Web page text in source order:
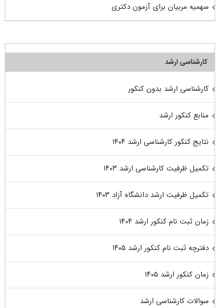
سهمیه مربیان برای آزمون دکتری
کارشناسی ارشد
کارشناسی ارشد بدون کنکور
منابع کنکور ارشد
نتایج کنکور کارشناسی ارشد ۱۴۰۴
تکمیل ظرفیت کارشناسی ارشد ۱۴۰۳
تکمیل ظرفیت ارشد دانشگاه آزاد ۱۴۰۳
زمان ثبت نام کنکور ارشد ۱۴۰۴
دفترچه ثبت نام کنکور ارشد ۱۴۰۵
زمان کنکور ارشد ۱۴۰۵
سوالات کارشناسی ارشد